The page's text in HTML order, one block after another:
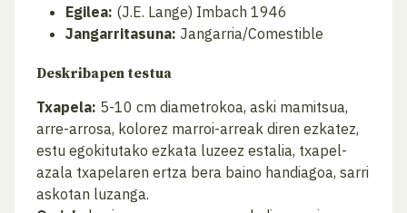
Egilea: (J.E. Lange) Imbach 1946
Jangarritasuna: Jangarria/Comestible
Deskribapen testua
Txapela: 5-10 cm diametrokoa, aski mamitsua,
arre-arrosa, kolorez marroi-arreak diren ezkatez,
estu egokitutako ezkata luzeez estalia, txapel-
azala txapelaren ertza bera baino handiagoa, sarri
askotan luzanga.